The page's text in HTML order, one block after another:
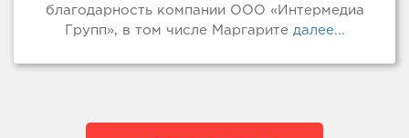
благодарность компании ООО «Интермедиа
Групп», в том числе Маргарите далее...